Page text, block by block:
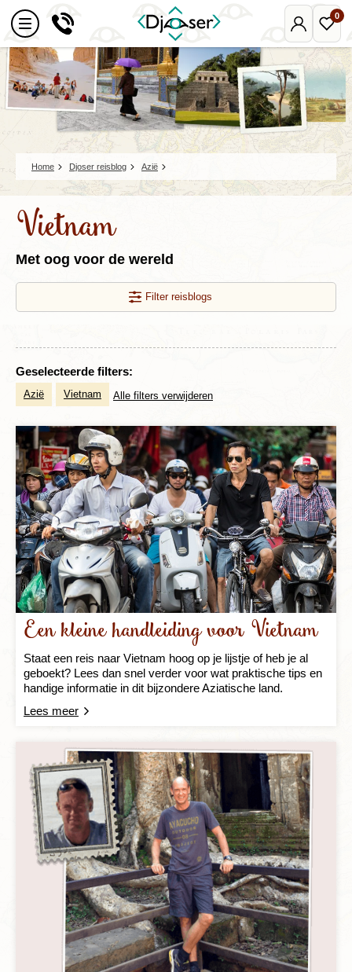
Mijn
Djoser
0
Home Djoser reisblog Azië
Vietnam
Met oog voor de wereld
Filter reisblogs
Geselecteerde filters:
Azië Vietnam Alle filters verwijderen
Een kleine handleiding voor Vietnam
Staat een reis naar Vietnam hoog op je lijstje of heb je al
geboekt? Lees dan snel verder voor wat praktische tips en
handige informatie in dit bijzondere Aziatische land.
Lees meer